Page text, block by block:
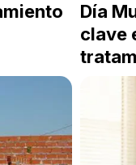
Día
clave